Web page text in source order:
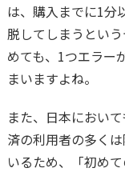
は、購入までに1分
脱してしまうとい
めても、1つエラー
まいますよね。
また、日本におい
済の利用者の多く
いるため、「初め